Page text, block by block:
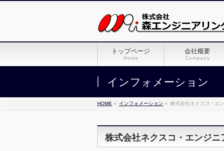
トップページ
Home
会社概要
Company
インフォメーション
HOME » インフォメーション » 株式会社ネクスコ・エ
株式会社ネクスコ・エンジ